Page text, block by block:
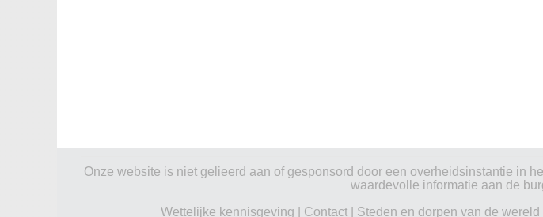
Onze website is niet gelieerd aan of gesponsord door een overheidsinstantie in
waardevolle informatie aan de
Wettelijke kennisgeving
Contact Steden en dorpen van de wereld